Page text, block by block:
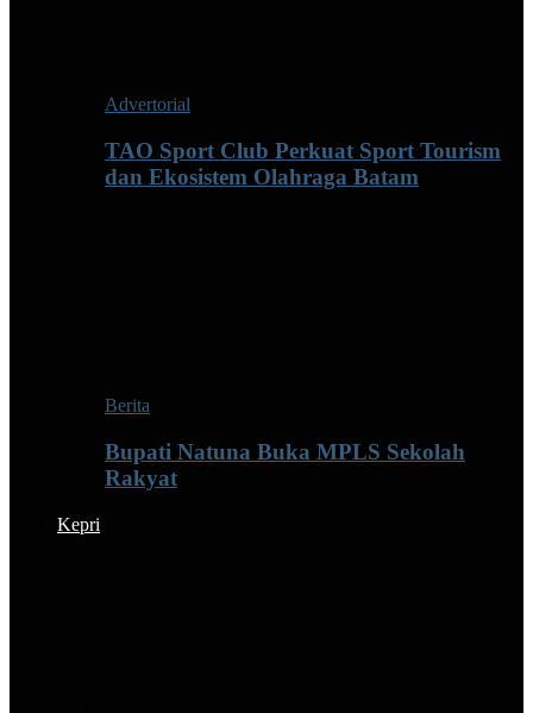
Advertorial
TAO Sport Club Perkuat Sport Tourism
dan Ekosistem Olahraga Batam
Berita
Bupati Natuna Buka MPLS Sekolah
Rakyat
Kepri